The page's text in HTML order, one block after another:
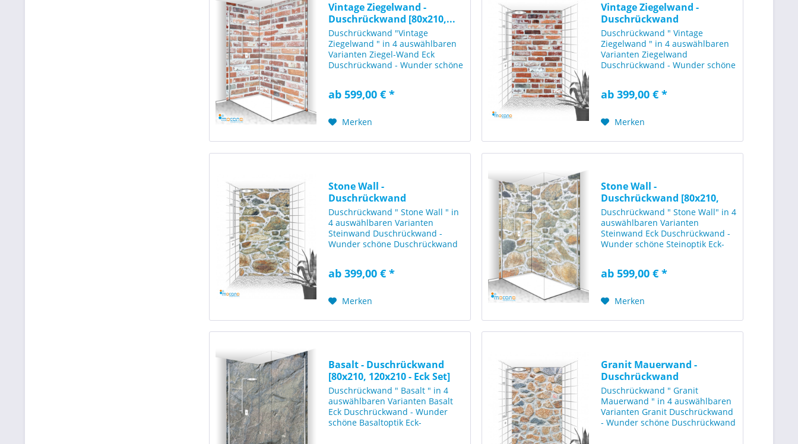
Vintage Ziegelwand -
Duschrückwand [80x210,...
Duschrückwand "Vintage
Ziegelwand " in 4 auswählbaren
Varianten Ziegel-Wand Eck
Duschrückwand - Wunder schöne
Vintage Farbgestaltung. Diese Eck
ab 599,00 € *
Merken
Vintage Ziegelwand -
Duschrückwand
[120x210cm]
Duschrückwand " Vintage
Ziegelwand " in 4 auswählbaren
Varianten Ziegelwand
Duschrückwand - Wunder schöne
Duschwand wirkt sehr stilsicher
ab 399,00 € *
Merken
Stone Wall -
Duschrückwand
[120x210cm]
Duschrückwand " Stone Wall " in
4 auswählbaren Varianten
Steinwand Duschrückwand -
Wunder schöne Duschrückwand
Duschwand wirkt sehr stilsicher
rustikale...
ab 399,00 € *
Merken
Stone Wall -
Duschrückwand [80x210,
120x210 -...
Duschrückwand " Stone Wall" in 4
auswählbaren Varianten
Steinwand Eck Duschrückwand -
Wunder schöne Steinoptik Eck-
2100mm + 1200x2100mm BxH)
Diese...
ab 599,00 € *
Merken
Basalt - Duschrückwand
[80x210, 120x210 - Eck Set]
Duschrückwand " Basalt " in 4
auswählbaren Varianten Basalt
Eck Duschrückwand - Wunder
schöne Basaltoptik Eck-
Granit Mauerwand -
Duschrückwand
[120x210cm]
Duschrückwand " Granit
Mauerwand " in 4 auswählbaren
Varianten Granit Duschrückwand
- Wunder schöne Duschrückwand